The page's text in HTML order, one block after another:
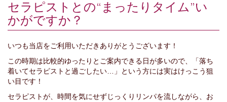
セラピストとの“まったりタイム”い
かがですか？
いつも当店をご利用いただきありがとうございます！
この時期は比較的ゆったりとご案内できる日が多いので、「落ち
着いてセラピストと過ごしたい…」という方には実はけっこう狙
い目です！
セラピストが、時間を気にせずじっくりリンパを流しながら、お